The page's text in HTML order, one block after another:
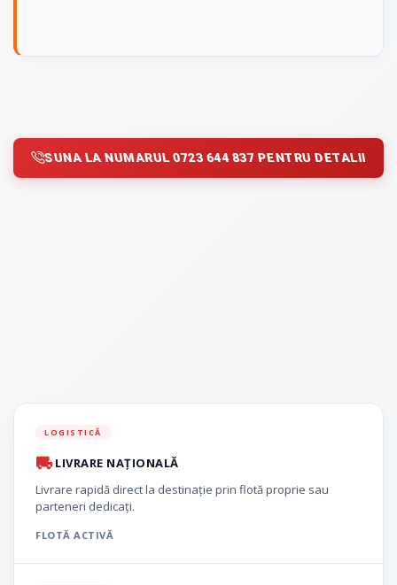
SUNA LA NUMARUL 0723 644 837 PENTRU DETALII
LOGISTICĂ
LIVRARE NAȚIONALĂ
Livrare rapidă direct la destinație prin flotă proprie sau
parteneri dedicați.
FLOTĂ ACTIVĂ